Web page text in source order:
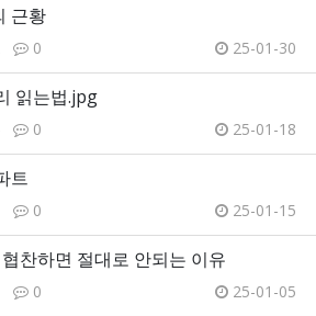
근황
0 25-01-30
읽는법.jpg
0 25-01-18
트
0 25-01-15
찬하면 절대로 안되는 이유
0 25-01-05